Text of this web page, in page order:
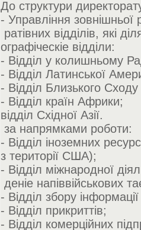
До структури
- Управління зовнішньої
ратівних відділів, які
ографіческіе відділи:
- Відділ у колишньому
- Відділ Латинської
- Відділ Близького Сходу
- Відділ країн Африки;
відділ Східної Азії.
за напрямками роботи:
- Відділ іноземних
з території США);
- Відділ міжнародної
деніе напіввійськових
- Відділ збору
- Відділ прикриттів;
- Відділ комерційних